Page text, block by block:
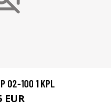
02-100 1 KPL
EUR